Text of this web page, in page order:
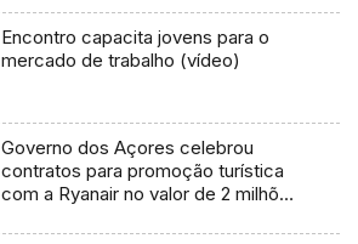
Encontro capacita jovens para o
mercado de trabalho (vídeo)
Governo dos Açores celebrou
contratos para promoção turística
com a Ryanair no valor de 2 milhões